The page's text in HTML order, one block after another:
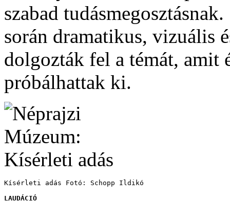
szabad
során dramatikus, vizuális
dolgozták fel a témát, amit
próbálhattak ki.
Kísérleti adás Fotó: Schopp Ildikó
LAUDÁCIÓ